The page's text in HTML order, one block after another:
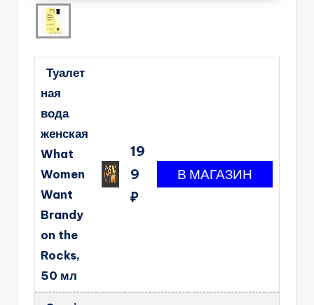
Туалет
ная
вода
женская
What
Women
Want
Brandy
on the
Rocks,
50 мл
19
9
₽